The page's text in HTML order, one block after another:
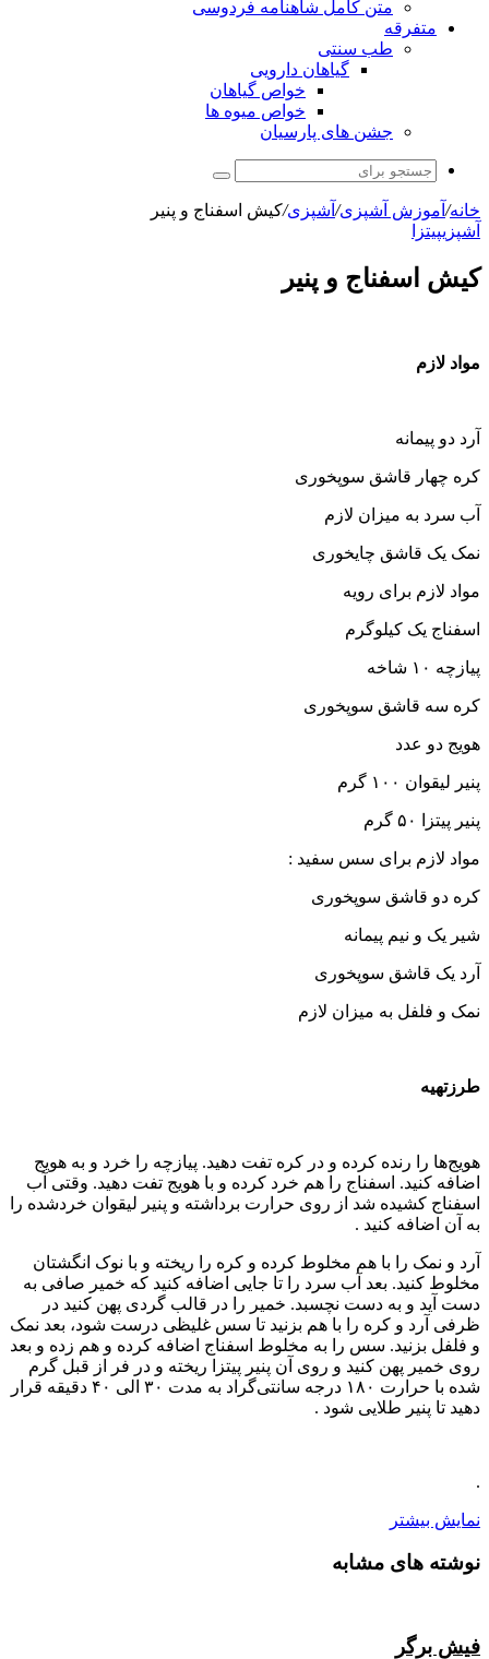
متن کامل شاهنامه فردوسی
متفرقه
طب سنتی
گیاهان دارویی
خواص گیاهان
خواص میوه ها
جشن های پارسیان
جستجو
برای
خانه/ آموزش آشپزی/ آشپزی/کیش اسفناج و پنیر
آشپزیپیتزا
کیش اسفناج و پنیر
مواد لازم
آرد دو پیمانه
کره چهار قاشق سوپخوری
آب سرد به میزان لازم
نمک یک قاشق چایخوری
مواد لازم برای رویه
اسفناج یک کیلوگرم
پیازچه ۱۰ شاخه
کره سه قاشق سوپخوری
هویج دو عدد
پنیر لیقوان ۱۰۰ گرم
پنیر پیتزا ۵۰ گرم
مواد لازم برای سس سفید :
کره دو قاشق سوپخوری
شیر یک و نیم پیمانه
آرد یک قاشق سوپخوری
نمک و فلفل به میزان لازم
طرزتهیه
هویج‌ها را رنده کرده و در کره تفت دهید. پیازچه را خرد و به هویج
اضافه کنید. اسفناج را هم خرد کرده و با هویج تفت دهید. وقتی آب
اسفناج کشیده شد از روی حرارت برداشته و پنیر لیقوان خردشده را
به آن اضافه کنید .
آرد و نمک را با هم مخلوط کرده و کره را ریخته و با نوک انگشتان
مخلوط کنید. بعد آب سرد را تا جایی اضافه کنید که خمیر صافی به
دست آید و به دست نچسبد. خمیر را در قالب گردی پهن کنید در
ظرفی آرد و کره را با هم بزنید تا سس غلیظی درست شود، بعد نمک
و فلفل بزنید. سس را به مخلوط اسفناج اضافه کرده و هم زده و بعد
روی خمیر پهن کنید و روی آن پنیر پیتزا ریخته و در فر از قبل گرم
شده با حرارت ۱۸۰ درجه سانتی‌گراد به مدت ۳۰ الی ۴۰ دقیقه قرار
دهید تا پنیر طلایی شود .
.
نمایش بیشتر
نوشته های مشابه
فیش برگر